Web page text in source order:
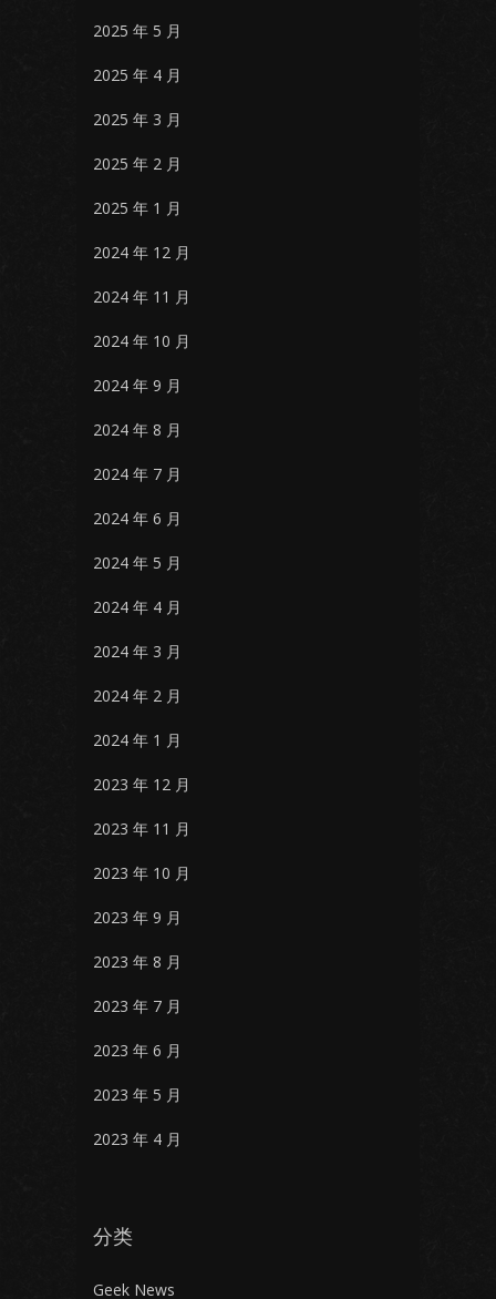
2025 年 5 月
2025 年 4 月
2025 年 3 月
2025 年 2 月
2025 年 1 月
2024 年 12 月
2024 年 11 月
2024 年 10 月
2024 年 9 月
2024 年 8 月
2024 年 7 月
2024 年 6 月
2024 年 5 月
2024 年 4 月
2024 年 3 月
2024 年 2 月
2024 年 1 月
2023 年 12 月
2023 年 11 月
2023 年 10 月
2023 年 9 月
2023 年 8 月
2023 年 7 月
2023 年 6 月
2023 年 5 月
2023 年 4 月
分类
Geek News